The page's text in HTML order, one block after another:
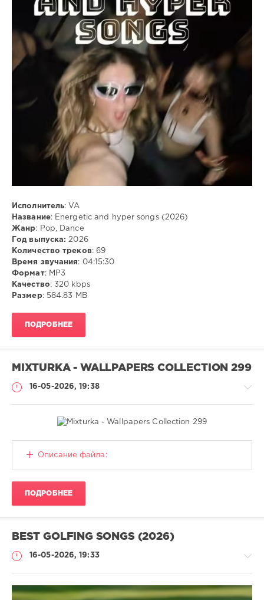
95
Pop
Dance
MP3
Исполнитель: VA
Название: Energetic and hyper songs (2026)
Жанр: Pop, Dance
Год выпуска: 2026
Количество треков: 69
Время звучания: 04:15:30
Формат: MP3
Качество: 320 kbps
Размер: 584.83 MB
ПОДРОБНЕЕ
MIXTURKA - WALLPAPERS COLLECTION 299
16-05-2026, 19:38
Обои
71
Mix ,
Desctop,
Описание файла:
ПОДРОБНЕЕ
BEST GOLFING SONGS (2026)
16-05-2026, 19:33